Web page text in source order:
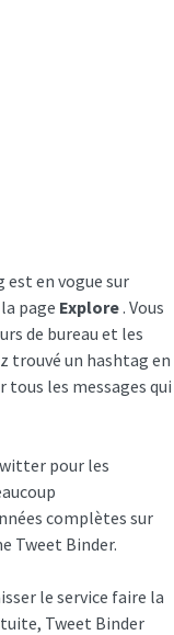
est en vogue sur
page Explore. Vous
de bureau et les
trouvé un hashtag en
tous les messages qui
pour les
complètes sur
Tweet Binder.
le service faire la
Tweet Binder